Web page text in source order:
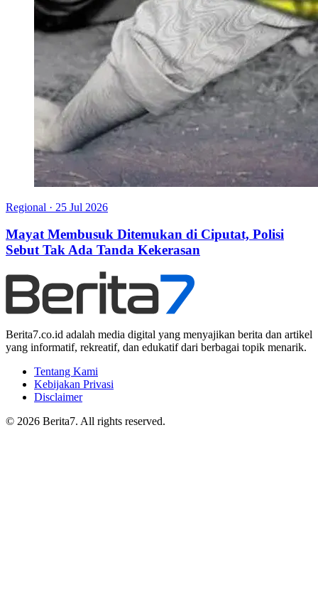
Regional · 25 Jul 2026
Mayat Membusuk Ditemukan di Ciputat, Polisi
Sebut Tak Ada Tanda Kekerasan
Berita7.co.id adalah media digital yang menyajikan berita dan artikel
yang informatif, rekreatif, dan edukatif dari berbagai topik menarik.
Tentang Kami
Kebijakan Privasi
Disclaimer
© 2026 Berita7. All rights reserved.